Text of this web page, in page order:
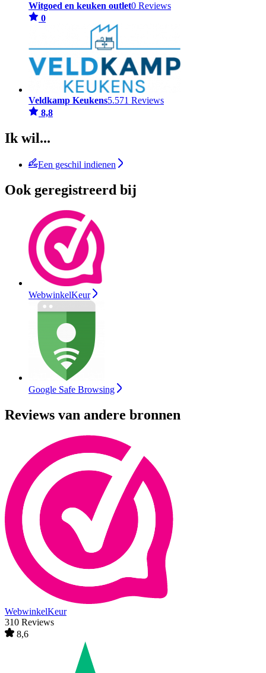
Witgoed en keuken outlet0 Reviews
0
Veldkamp Keukens5.571 Reviews
8,8
Ik wil...
Een geschil indienen
Ook geregistreerd bij
WebwinkelKeur
Google Safe Browsing
Reviews van andere bronnen
WebwinkelKeur
310 Reviews
8,6